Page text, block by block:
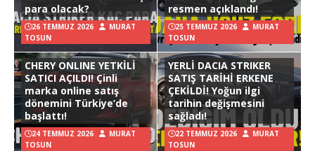
para olacak?
26 TEMMUZ 2026
MURAT
TOSUN
resmen açıklandı!
25 TEMMUZ 2026
MURAT
TOSUN
CHERY ONLINE YETKİLİ
SATICI AÇILDI! Çinli
marka online satış
dönemini Türkiye’de
başlattı!
24 TEMMUZ 2026
MURAT
TOSUN
YERLİ DACIA STRIKER
SATIŞ TARİHİ ERKENE
ÇEKİLDİ! Yoğun ilgi
tarihin değişmesini
sağladı!
22 TEMMUZ 2026
MURAT
TOSUN